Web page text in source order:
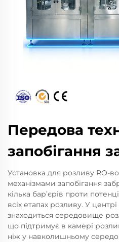
Передова
запобігання
Установка для розливу RO-
механізмами запобігання
кілька бар’єрів проти
всіх етапах розливу. У
знаходиться середовище
що підтримує в камері
ніж у навколишньому